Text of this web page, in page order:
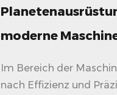
moderne
Im Bereich der
nach Effizienz und